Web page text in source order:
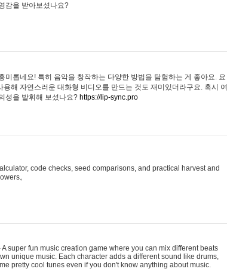
감을 받아보셨나요?
미롭네요! 특히 음악을 창작하는 다양한 방법을 탐험하는 게 좋아요. 요
용해 자연스러운 대화형 비디오를 만드는 것도 재미있더라구요. 혹시 여
성을 발휘해 보셨나요? https://lip-sync.pro
code checks, seed comparisons, and practical harvest and
。
A super fun music creation game where you can mix different beats
unique music. Each character adds a different sound like drums,
pretty cool tunes even if you don't know anything about music.